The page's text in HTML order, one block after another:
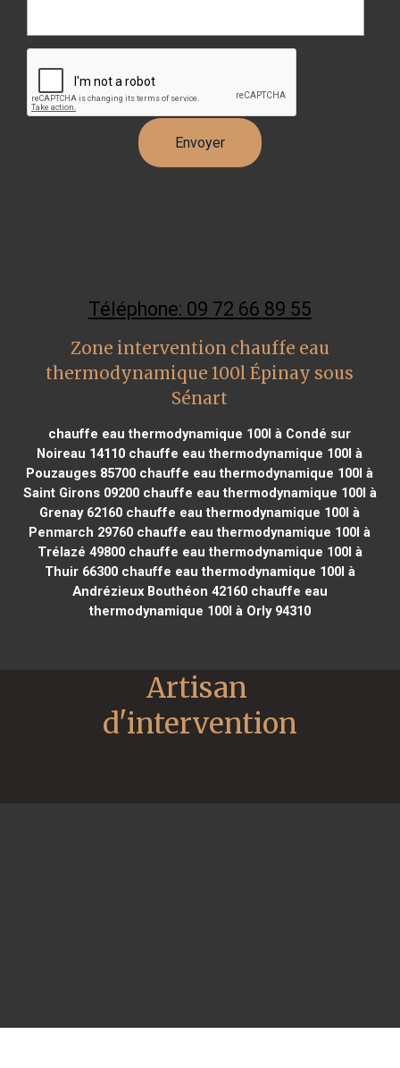
Téléphone: 09 72 66 89 55
Zone intervention chauffe eau
thermodynamique 100l Épinay sous
Sénart
chauffe eau thermodynamique 100l à Condé sur
Noireau 14110 chauffe eau thermodynamique 100l à
Pouzauges 85700 chauffe eau thermodynamique 100l à
Saint Girons 09200chauffe eau thermodynamique 100l à
Grenay 62160 chauffe eau thermodynamique 100l à
Penmarch 29760 chauffe eau thermodynamique 100l à
Trélazé 49800chauffe eau thermodynamique 100l à
Thuir 66300chauffe eau thermodynamique 100l à
Andrézieux Bouthéon 42160chauffe eau
thermodynamique 100l à Orly 94310
Artisan
d'intervention